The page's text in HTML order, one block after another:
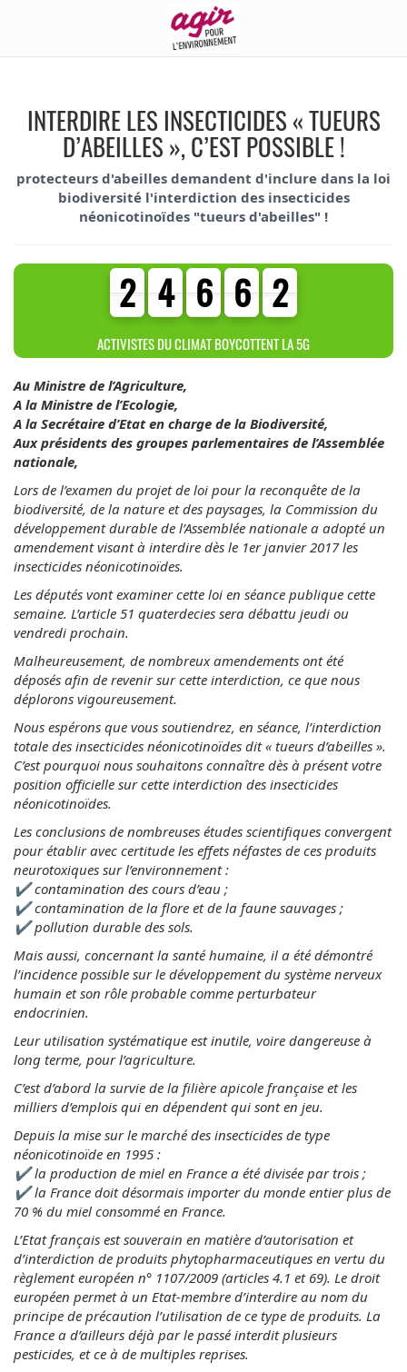
INTERDIRE LES INSECTICIDES « TUEURS
D’ABEILLES », C’EST POSSIBLE !
protecteurs d'abeilles demandent d'inclure dans la loi
biodiversité l'interdiction des insecticides
néonicotinoïdes "tueurs d'abeilles" !
2
2 4
4
4
4 6
3
6 6
5
6 2
5
2
ACTIVISTES DU CLIMAT BOYCOTTENT LA 5G
Au Ministre de l’Agriculture,
A la Ministre de l’Ecologie,
A la Secrétaire d’Etat en charge de la Biodiversité,
Aux présidents des groupes parlementaires de l’Assemblée
nationale,
Lors de l’examen du projet de loi pour la reconquête de la
biodiversité, de la nature et des paysages, la Commission du
développement durable de l’Assemblée nationale a adopté un
amendement visant à interdire dès le 1er janvier 2017 les
insecticides néonicotinoïdes.
Les députés vont examiner cette loi en séance publique cette
semaine. L’article 51 quaterdecies sera débattu jeudi ou
vendredi prochain.
Malheureusement, de nombreux amendements ont été
déposés afin de revenir sur cette interdiction, ce que nous
déplorons vigoureusement.
Nous espérons que vous soutiendrez, en séance, l’interdiction
totale des insecticides néonicotinoïdes dit « tueurs d’abeilles ».
C’est pourquoi nous souhaitons connaître dès à présent votre
position officielle sur cette interdiction des insecticides
néonicotinoïdes.
Les conclusions de nombreuses études scientifiques convergent
pour établir avec certitude les effets néfastes de ces produits
neurotoxiques sur l’environnement :
✔ contamination des cours d’eau ;
✔ contamination de la flore et de la faune sauvages ;
✔ pollution durable des sols.
Mais aussi, concernant la santé humaine, il a été démontré
l’incidence possible sur le développement du système nerveux
humain et son rôle probable comme perturbateur
endocrinien.
Leur utilisation systématique est inutile, voire dangereuse à
long terme, pour l’agriculture.
C’est d’abord la survie de la filière apicole française et les
milliers d’emplois qui en dépendent qui sont en jeu.
Depuis la mise sur le marché des insecticides de type
néonicotinoïde en 1995 :
✔ la production de miel en France a été divisée par trois ;
✔ la France doit désormais importer du monde entier plus de
70 % du miel consommé en France.
L’Etat français est souverain en matière d’autorisation et
d’interdiction de produits phytopharmaceutiques en vertu du
règlement européen n° 1107/2009 (articles 4.1 et 69). Le droit
européen permet à un Etat-membre d’interdire au nom du
principe de précaution l’utilisation de ce type de produits. La
France a d’ailleurs déjà par le passé interdit plusieurs
pesticides, et ce à de multiples reprises.